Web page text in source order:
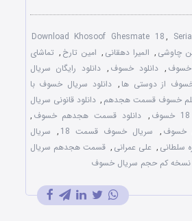
Download Khosoof Ghesmate 18,
چاوشی , المیرا دهقانی , امین تارخ , تماشای
خسوف , دانلود خسوف , دانلود رایگان سریال
خسوف از دوستی ها , دانلود سریال خسوف با
خسوف قسمت هجدهم , دانلود قانونی سریال
, دانلود قسمت هجدهم خسوف ,
خسوف , سریال خسوف قسمت 18 , سریال
سلطانی , علی عمرانی , قسمت هجدهم سریال
نسخه کم حجم سریال خسوف